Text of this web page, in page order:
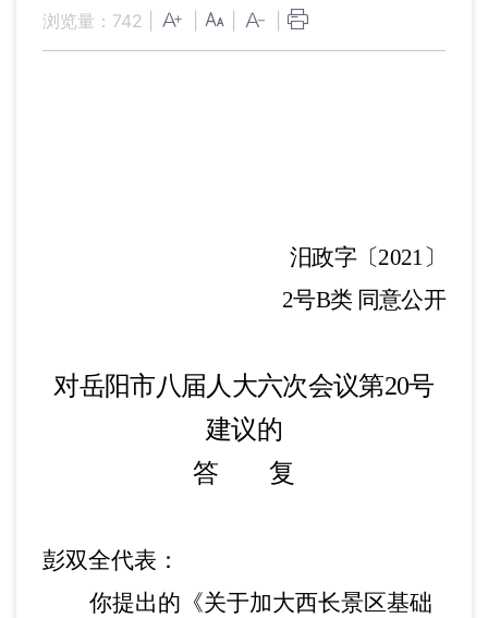
浏览量： 742
汨政字〔2021〕
2号B类 同意公开
对岳阳市八届人大六次会议第20号
建议的
答 复
彭双全代表：
你提出的《关于加大西长景区基础